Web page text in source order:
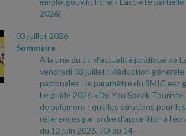
2026)
03 juillet 2026
Sommaire
À la une du JT d’actualité juridique de
vendredi 03 juillet : Réduction
patronales : le paramètre du SMIC est
Le guide 2026 « Do You Speak
de paiement : quelles solutions pour
références par ordre d’apparition à
du 12 juin 2026, JO du 14 -